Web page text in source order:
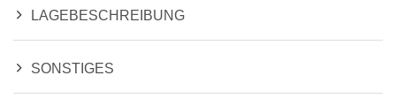
LAGEBESCHREIBUNG
SONSTIGES